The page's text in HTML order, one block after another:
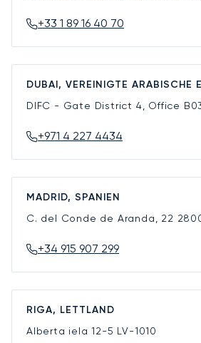
+33 1 89 16 40 70
DUBAI, VEREINIGTE ARABISCHE
DIFC - Gate District 4, Office
+971 4 227 4434
MADRID, SPANIEN
C. del Conde de Aranda, 22
+34 915 907 299
RIGA, LETTLAND
Alberta iela 12-5 LV-1010